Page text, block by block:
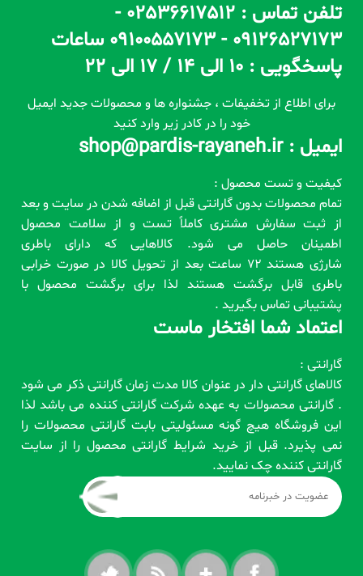
تلفن تماس : 02536617512 -
09126527173 - 09100557173 ساعات
پاسخگویی : 10 الی 14 / 17 الی 22
برای اطلاع از تخفیفات ، جشنواره ها و محصولات جدید ایمیل
خود را در کادر زیر وارد کنید
ایمیل : shop@pardis-rayaneh.ir
کیفیت و تست محصول :
تمام محصولات بدون گارانتی قبل از اضافه شدن در سایت و بعد
از ثبت سفارش مشتری کاملاً تست و از سلامت محصول
اطمینان حاصل می شود. کالاهایی که دارای باطری
شارژی هستند 72 ساعت بعد از تحویل کالا در صورت خرابی
باطری قابل برگشت هستند لذا برای برگشت محصول با
پشتیبانی تماس بگیرید .
اعتماد شما افتخار ماست
گارانتی :
کالاهای گارانتی دار در عنوان کالا مدت زمان گارانتی ذکر می شود
. گارانتی محصولات به عهده شرکت گارانتی کننده می باشد لذا
این فروشگاه هیچ گونه مسئولیتی بابت گارانتی محصولات را
نمی پذیرد. قبل از خرید شرایط گارانتی محصول را از سایت
گارانتی کننده چک نمایید.